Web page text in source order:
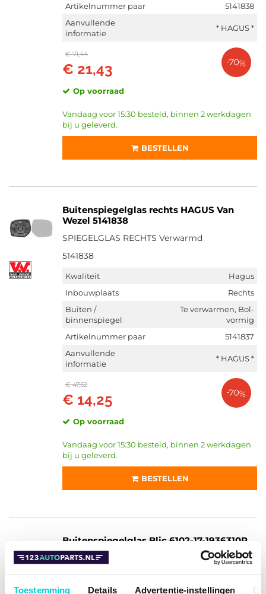
Toestemming Details Advertentie-instellingen
Artikelnummer paar
5141838
Aanvullende
informatie
* HAGUS *
€ 71,44
€ 21,43 -70%
Op voorraad
Vandaag voor 15:30 besteld, binnen 2 werkdagen
bij u geleverd.
BESTELLEN
Buitenspiegelglas rechts HAGUS Van
Wezel 5141838
SPIEGELGLAS RECHTS Verwarmd
5141838
Kwaliteit
Hagus
Inbouwplaats
Rechts
Buiten /
binnenspiegel
Te verwarmen, Bol-
vormig
Artikelnummer paar
5141837
Aanvullende
informatie
* HAGUS *
€ 47,52
€ 14,25 -70%
Op voorraad
Vandaag voor 15:30 besteld, binnen 2 werkdagen
bij u geleverd.
BESTELLEN
Buitenspiegelglas Blic 6102-17-1936310P
Links, Te verwarmen
6102-17-1936310P